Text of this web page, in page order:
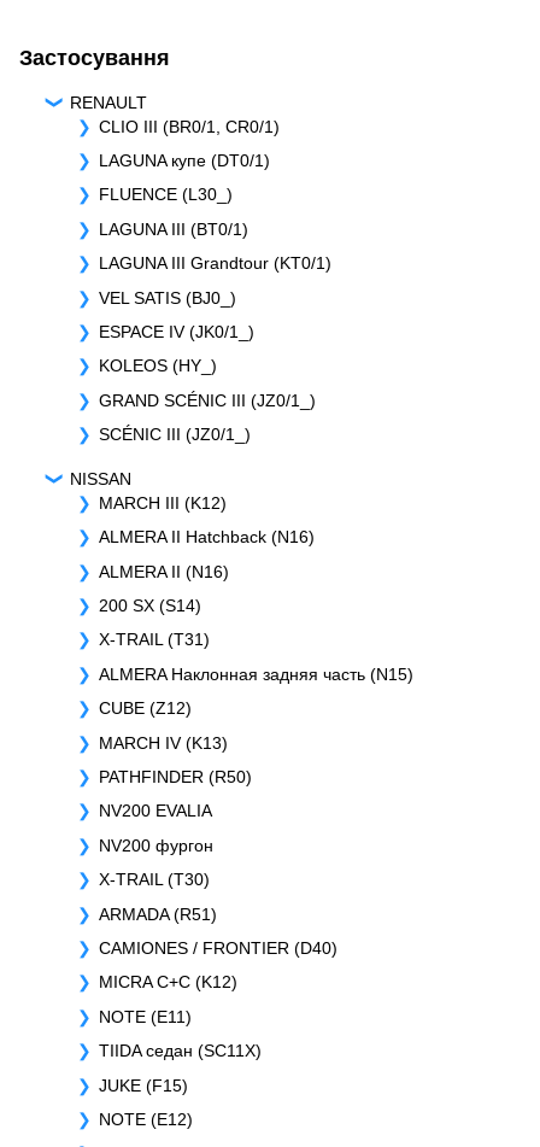
Застосування
RENAULT
CLIO III (BR0/1, CR0/1)
LAGUNA купе (DT0/1)
FLUENCE (L30_)
LAGUNA III (BT0/1)
LAGUNA III Grandtour (KT0/1)
VEL SATIS (BJ0_)
ESPACE IV (JK0/1_)
KOLEOS (HY_)
GRAND SCÉNIC III (JZ0/1_)
SCÉNIC III (JZ0/1_)
NISSAN
MARCH III (K12)
ALMERA II Hatchback (N16)
ALMERA II (N16)
200 SX (S14)
X-TRAIL (T31)
ALMERA Наклонная задняя часть (N15)
CUBE (Z12)
MARCH IV (K13)
PATHFINDER (R50)
NV200 EVALIA
NV200 фургон
X-TRAIL (T30)
ARMADA (R51)
CAMIONES / FRONTIER (D40)
MICRA C+C (K12)
NOTE (E11)
TIIDA седан (SC11X)
JUKE (F15)
NOTE (E12)